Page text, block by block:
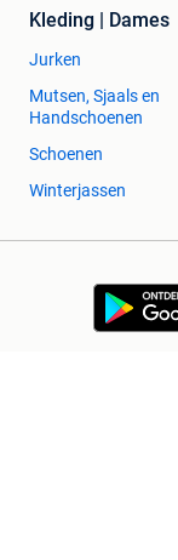
Kleding | Dames
Jurken
Mutsen, Sjaals en
Handschoenen
Schoenen
Winterjassen